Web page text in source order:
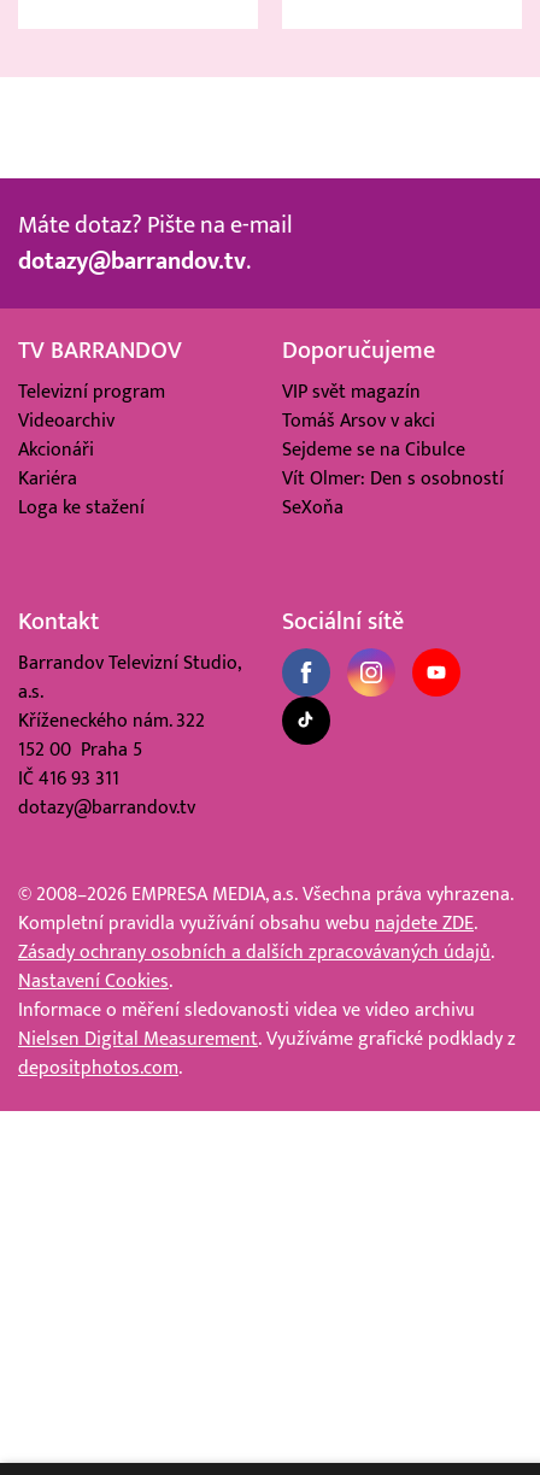
Máte dotaz? Pište na e-mail
dotazy@barrandov.tv.
TV BARRANDOV
Televizní program
Videoarchiv
Akcionáři
Kariéra
Loga ke stažení
Doporučujeme
VIP svět magazín
Tomáš Arsov v akci
Sejdeme se na Cibulce
Vít Olmer: Den s osobností
SeXoňa
Kontakt
Barrandov Televizní Studio,
a.s.
Kříženeckého nám. 322
152 00 Praha 5
IČ 416 93 311
dotazy@barrandov.tv
Sociální sítě
© 2008–2026 EMPRESA MEDIA, a.s. Všechna práva vyhrazena.
Kompletní pravidla využívání obsahu webu najdete ZDE.
Zásady ochrany osobních a dalších zpracovávaných údajů.
Nastavení Cookies.
Informace o měření sledovanosti videa ve video archivu
Nielsen Digital Measurement. Využíváme grafické podklady z
depositphotos.com.